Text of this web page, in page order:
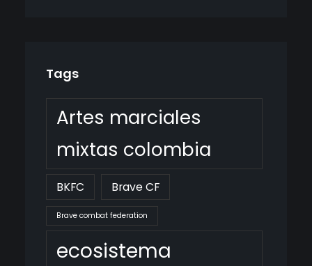
Tags
Artes marciales
mixtas colombia
BKFC Brave CF
Brave combat federation
ecosistema